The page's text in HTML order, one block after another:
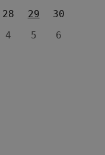
28 29
30
4 5 6